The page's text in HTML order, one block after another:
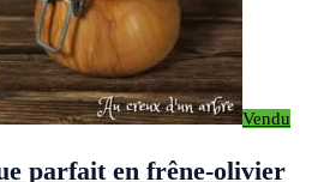
Vendu
parfait en frêne-olivier